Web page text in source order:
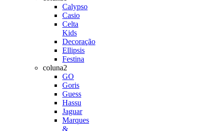
Calypso
Casio
Celta
Kids
Decoração
Ellipsis
Festina
coluna2
GO
Goris
Guess
Hassu
Jaguar
Marques
&